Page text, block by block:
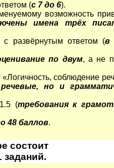
(с 7 до 6).
возможность
имена трёх
развёрнутым ответом (в
по двум, а не
соблюдение
но и
(требования к
48 баллов.
состоит
заданий.